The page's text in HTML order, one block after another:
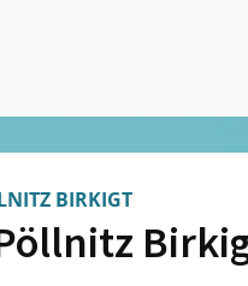
BIRKIGT